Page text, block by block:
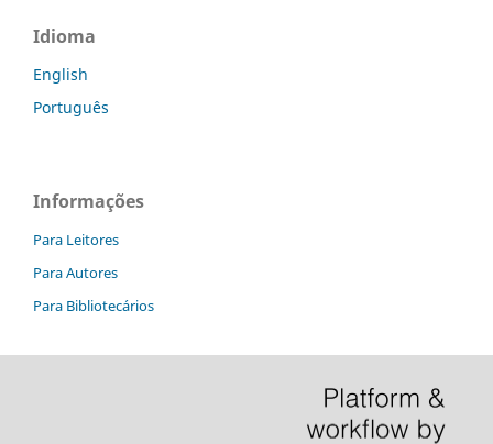
Idioma
English
Português
Informações
Para Leitores
Para Autores
Para Bibliotecários